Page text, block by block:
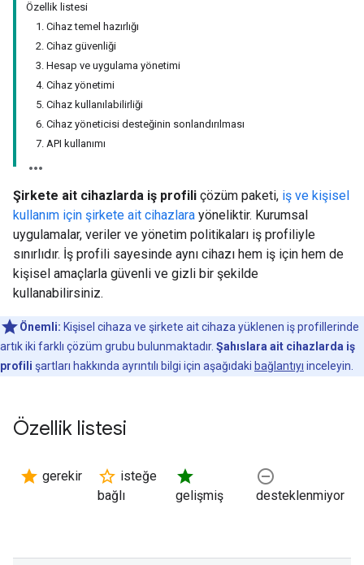
Özellik listesi
1. Cihaz temel hazırlığı
2. Cihaz güvenliği
3. Hesap ve uygulama yönetimi
4. Cihaz yönetimi
5. Cihaz kullanılabilirliği
6. Cihaz yöneticisi desteğinin sonlandırılması
7. API kullanımı
Şirkete ait cihazlarda iş profili çözüm paketi, iş ve kişisel
kullanım için şirkete ait cihazlara yöneliktir. Kurumsal
uygulamalar, veriler ve yönetim politikaları iş profiliyle
sınırlıdır. İş profili sayesinde aynı cihazı hem iş için hem de
kişisel amaçlarla güvenli ve gizli bir şekilde
kullanabilirsiniz.
Önemli: Kişisel cihaza ve şirkete ait cihaza yüklenen iş profillerinde
artık iki farklı çözüm grubu bulunmaktadır. Şahıslara ait cihazlarda iş
profili şartları hakkında ayrıntılı bilgi için aşağıdaki bağlantıyı inceleyin.
Özellik listesi
star gerekir star_border isteğe
bağlı
star
gelişmiş
remove_circle_outline
desteklenmiyor